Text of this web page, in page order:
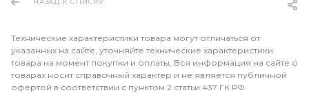
Технические характеристики товара могут отличаться от
указанных на сайте, уточняйте технические характеристики
товара на момент покупки и оплаты. Вся информация на сайте о
товарах носит справочный характер и не является публичной
офертой в соответствии с пунктом 2 статьи 437 ГК РФ.